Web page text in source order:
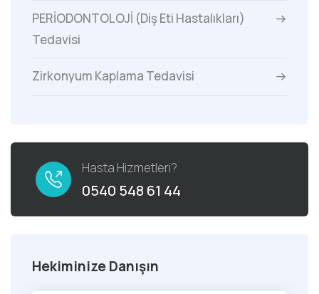
PERİODONTOLOJİ (Diş Eti Hastalıkları)
Tedavisi
Zirkonyum Kaplama Tedavisi
Hasta Hizmetleri?
0540 548 61 44
Hekiminize Danışın